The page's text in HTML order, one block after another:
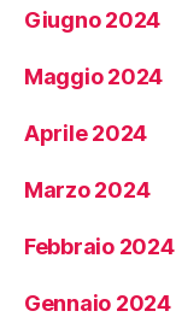
Giugno 2024
Maggio 2024
Aprile 2024
Marzo 2024
Febbraio 2024
Gennaio 2024